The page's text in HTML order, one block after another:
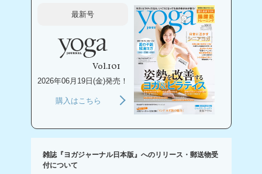
最新号
Vol.101
2026年06月19日(金)発売！
購入はこちら
雑誌『ヨガジャーナル日本版』へのリリース・郵送物受
付について